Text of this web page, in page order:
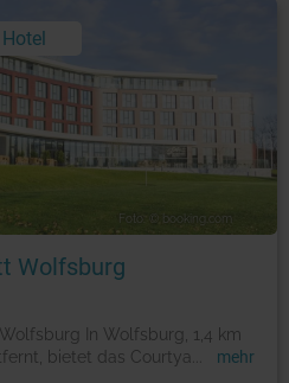
Hotel
Foto: © booking.com
Wolfsburg
In Wolfsburg, 1,4 km
bietet das Courtya
mehr